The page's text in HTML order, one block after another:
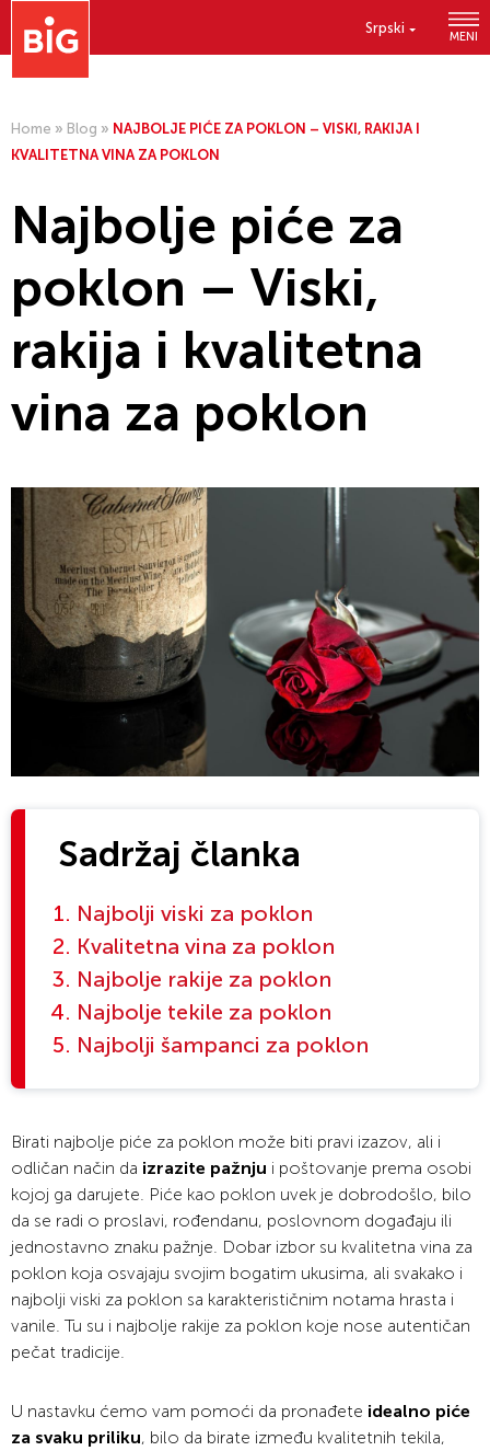
Srpski
MENI
Home » Blog » NAJBOLJE PIĆE ZA POKLON – VISKI, RAKIJA I
KVALITETNA VINA ZA POKLON
Najbolje piće za
poklon – Viski,
rakija i kvalitetna
vina za poklon
Sadržaj članka
Najbolji viski za poklon
Kvalitetna vina za poklon
Najbolje rakije za poklon
Najbolje tekile za poklon
Najbolji šampanci za poklon
Birati najbolje piće za poklon može biti pravi izazov, ali i
odličan način da izrazite pažnju i poštovanje prema osobi
kojoj ga darujete. Piće kao poklon uvek je dobrodošlo, bilo
da se radi o proslavi, rođendanu, poslovnom događaju ili
jednostavno znaku pažnje. Dobar izbor su kvalitetna vina za
poklon koja osvajaju svojim bogatim ukusima, ali svakako i
najbolji viski za poklon sa karakterističnim notama hrasta i
vanile. Tu su i najbolje rakije za poklon koje nose autentičan
pečat tradicije.
U nastavku ćemo vam pomoći da pronađete idealno piće
za svaku priliku, bilo da birate između kvalitetnih tekila,